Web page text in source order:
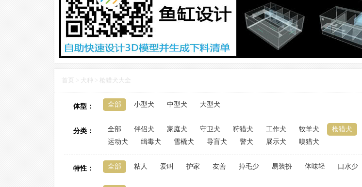
首页 犬种 > 枪猎犬大全
体型： 全部 小型犬 中型犬 大型犬
分类： 全部 伴侣犬 家庭犬 守卫犬 狩猎犬 工作犬 牧羊犬 枪猎犬
运动犬
缉毒犬 雪橇犬 导盲犬 警犬 展示犬 嗅猎犬
特性： 全部 粘人 爱叫 护家 友善 掉毛少 易装扮 体味轻 口水少